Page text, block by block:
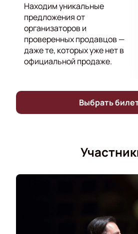
Находим уникальные
предложения от
организаторов и
проверенных продавцов —
даже те, которых уже нет в
официальной продаже.
Выбрать